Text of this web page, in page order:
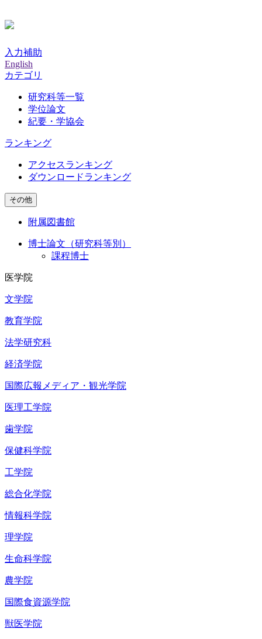
入力補助
English
カテゴリ
研究科等一覧
学位論文
紀要・学協会
ランキング
アクセスランキング
ダウンロードランキング
その他
附属図書館
博士論文（研究科等別）
課程博士
医学院
文学院
教育学院
法学研究科
経済学院
国際広報メディア・観光学院
医理工学院
歯学院
保健科学院
工学院
総合化学院
情報科学院
理学院
生命科学院
農学院
国際食資源学院
獣医学院